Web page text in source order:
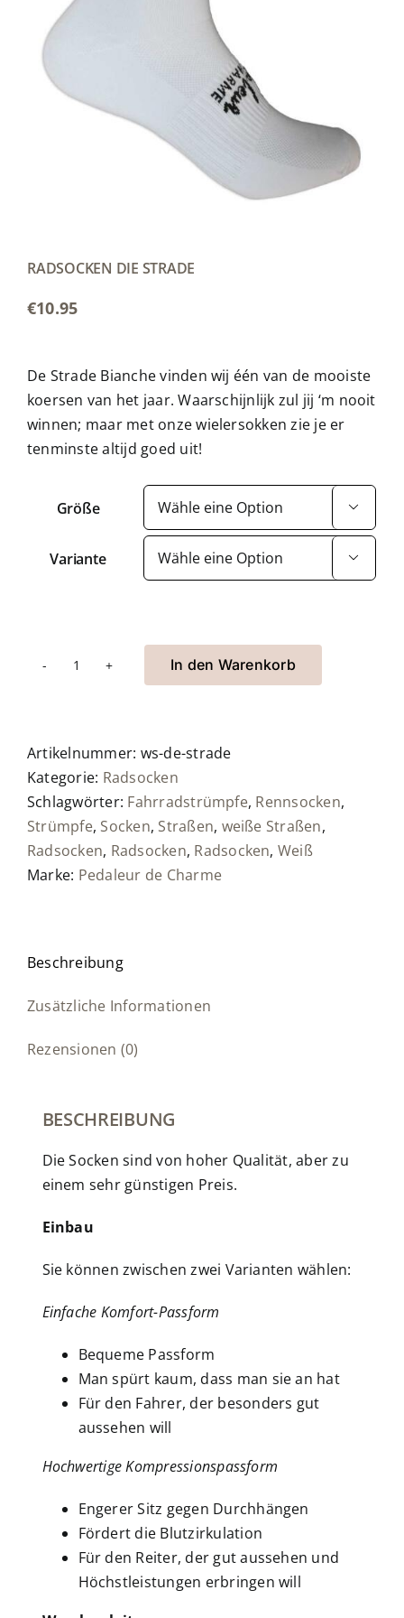
RADSOCKEN DIE STRADE
€10.95
De Strade Bianche vinden wij één van de mooiste
koersen van het jaar. Waarschijnlijk zul jij ‘m nooit
winnen; maar met onze wielersokken zie je er
tenminste altijd goed uit!
Größe 
Variante 
Wielersokken
Menge
In den Warenkorb
Artikelnummer: ws-de-strade
Kategorie: Radsocken
Schlagwörter: Fahrradstrümpfe, Rennsocken,
Strümpfe, Socken, Straßen, weiße Straßen,
Radsocken, Radsocken, Radsocken, Weiß
Marke: Pedaleur de Charme
Beschreibung
Zusätzliche Informationen
Rezensionen (0)
BESCHREIBUNG
Die Socken sind von hoher Qualität, aber zu
einem sehr günstigen Preis.
Einbau
Sie können zwischen zwei Varianten wählen:
Einfache Komfort-Passform
Bequeme Passform
Man spürt kaum, dass man sie an hat
Für den Fahrer, der besonders gut
aussehen will
Hochwertige Kompressionspassform
Engerer Sitz gegen Durchhängen
Fördert die Blutzirkulation
Für den Reiter, der gut aussehen und
Höchstleistungen erbringen will